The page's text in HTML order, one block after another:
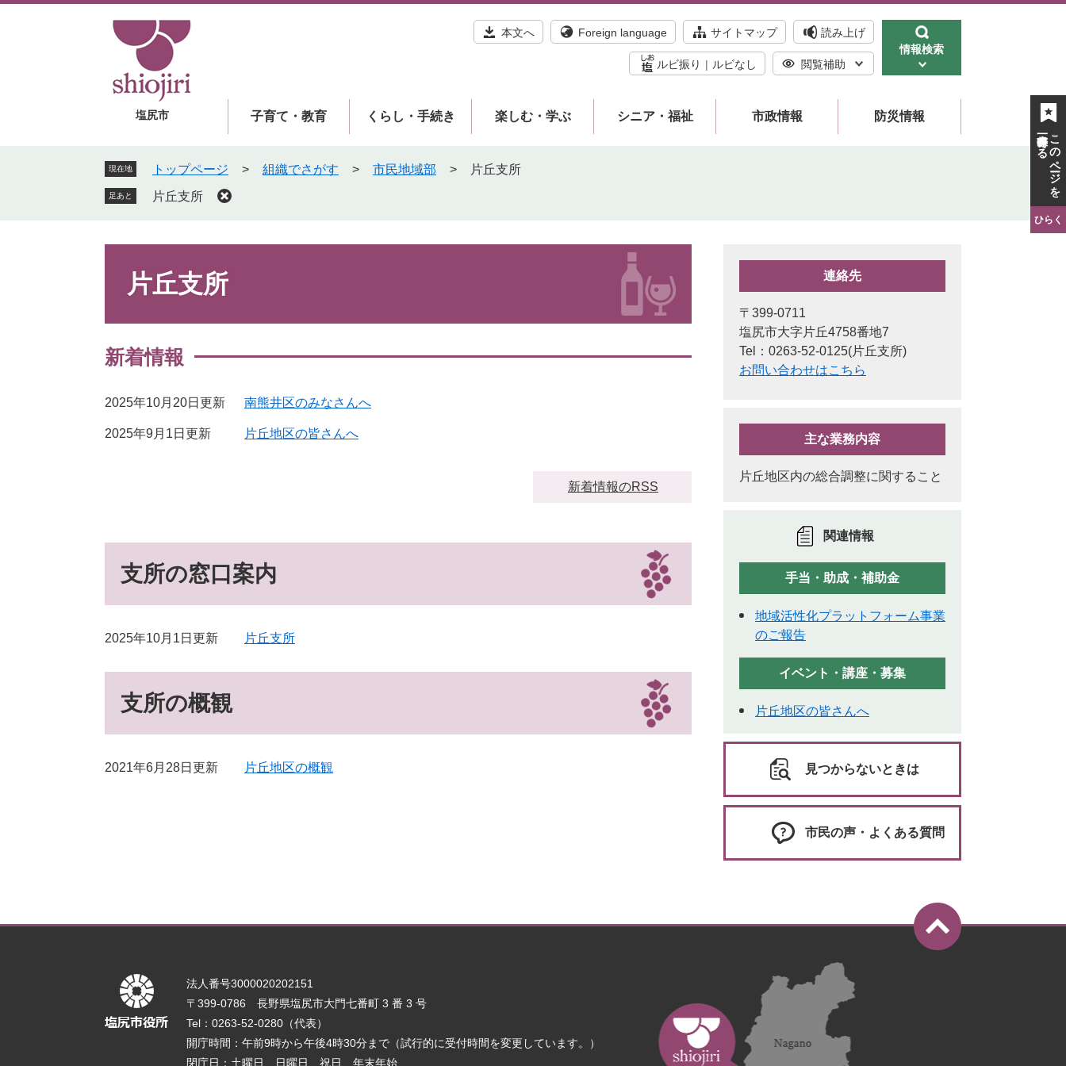
塩尻市
本文へ Foreign language サイトマップ 読み上げ
ルビ振り ルビなし 閲覧補助
情報検索
子育て・教育 くらし・手続き 楽しむ・学ぶ シニア・福祉 市政情報 防災情報
現在地 トップページ > 組織でさがす > 市民地域部 > 片丘支所
足あと 片丘支所
片丘支所
新着情報
2025年10月20日更新 南熊井区のみなさんへ
2025年9月1日更新 片丘地区の皆さんへ
新着情報のRSS
支所の窓口案内
2025年10月1日更新 片丘支所
支所の概観
2021年6月28日更新 片丘地区の概観
連絡先
〒399-0711
塩尻市大字片丘4758番地7
Tel：0263-52-0125 片丘支所
お問い合わせはこちら
主な業務内容
片丘地区内の総合調整に関すること
関連情報
手当・助成・補助金
地域活性化プラットフォーム事業
のご報告
イベント・講座・募集
片丘地区の皆さんへ
見つからないときは
市民の声・よくある質問
法人番号3000020202151
〒399-0786 長野県塩尻市大門七番町 3 番 3 号
Tel：0263-52-0280（代表）
開庁時間：午前9時から午後4時30分まで（試行的に受付時間を変更しています。）
閉庁日：土曜日、日曜日、祝日、年末年始
このページを
一時保存する
ひらく